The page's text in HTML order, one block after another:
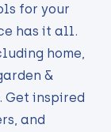
for your
has it all.
home,
&
Get inspired
and